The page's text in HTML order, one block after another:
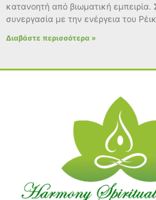
κατανοητή από βιωματική
συνεργασία με την ενέργεια του
Διαβάστε περισσότερα »